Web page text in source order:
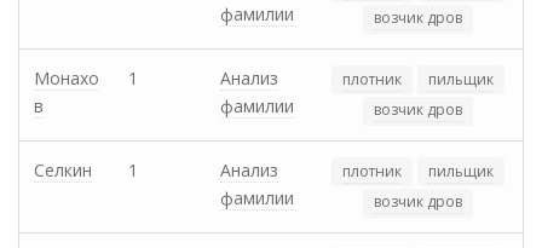
фамилии
возчик дров
Монахо
в
1
Анализ
фамилии
плотник
пильщик
возчик дров
Селкин 1
Анализ
фамилии
плотник
пильщик
возчик дров